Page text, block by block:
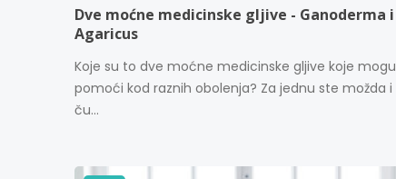
Dve moćne medicinske gljive - Ganoderma i
Agaricus
Koje su to dve moćne medicinske gljive koje mogu
pomoći kod raznih obolenja? Za jednu ste možda i
ču...